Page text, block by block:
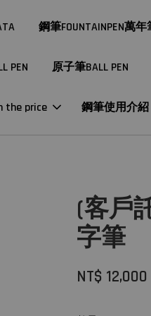
鋼筆FOUNTAINPEN萬年
PEN 原子筆BALL PEN
the price 鋼筆使用介紹
(客戶
字筆
NT$ 12,000